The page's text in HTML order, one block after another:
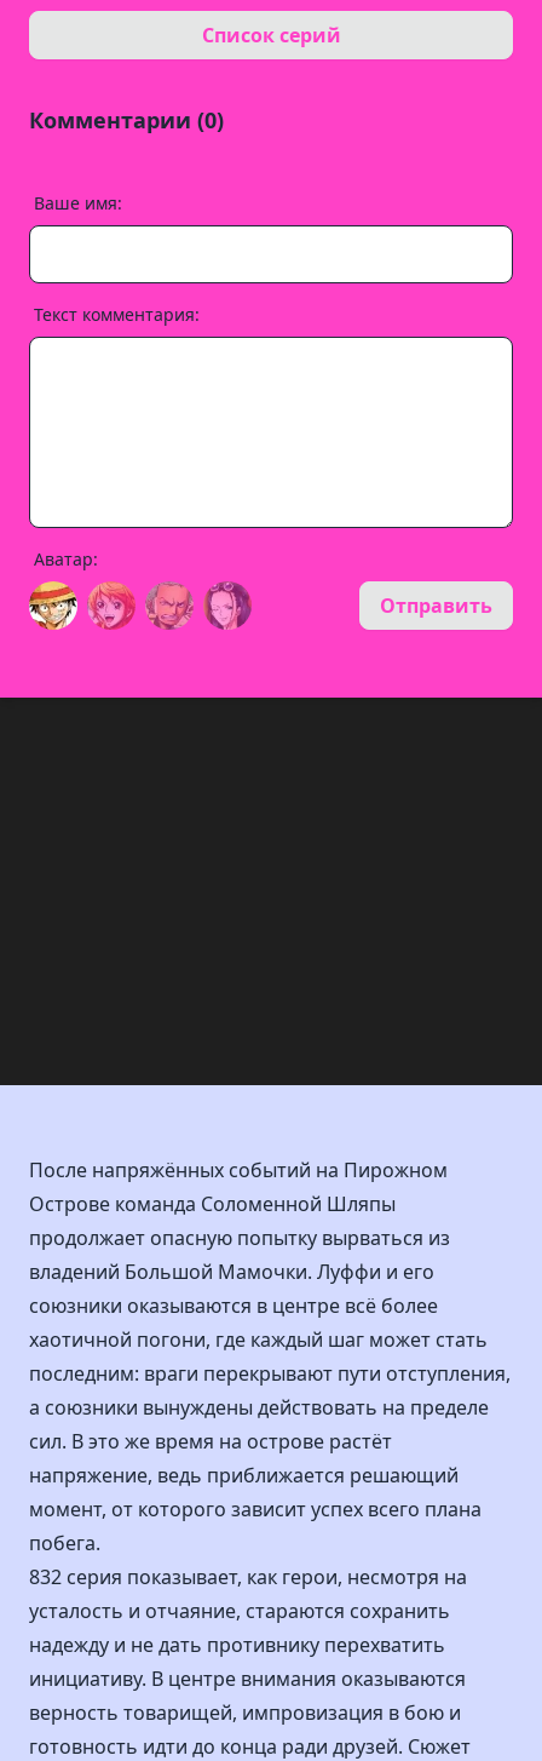
Список серий
Комментарии (0)
Ваше имя:
Текст комментария:
Аватар:
Отправить
После напряжённых событий на Пирожном
Острове команда Соломенной Шляпы
продолжает опасную попытку вырваться из
владений Большой Мамочки. Луффи и его
союзники оказываются в центре всё более
хаотичной погони, где каждый шаг может стать
последним: враги перекрывают пути отступления,
а союзники вынуждены действовать на пределе
сил. В это же время на острове растёт
напряжение, ведь приближается решающий
момент, от которого зависит успех всего плана
побега.
832 серия показывает, как герои, несмотря на
усталость и отчаяние, стараются сохранить
надежду и не дать противнику перехватить
инициативу. В центре внимания оказываются
верность товарищей, импровизация в бою и
готовность идти до конца ради друзей. Сюжет